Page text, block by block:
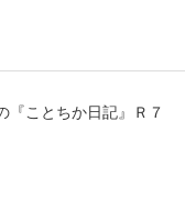
『ことちか日記』Ｒ７